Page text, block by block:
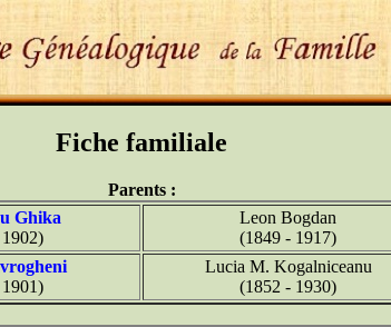
Fiche familiale
Parents :
Ghika
Leon Bogdan
(1849 - 1917)
Lucia M. Kogalniceanu
(1852 - 1930)